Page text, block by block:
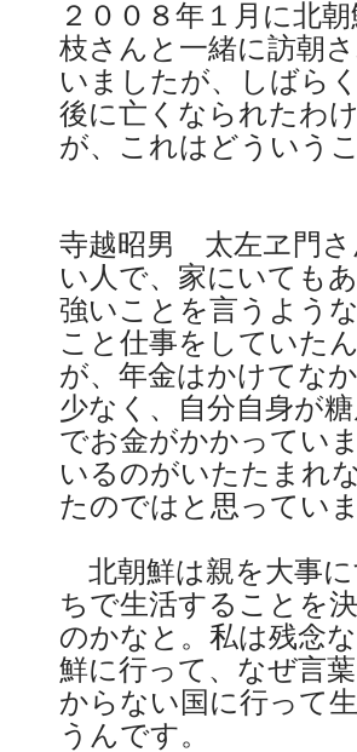
２００８年１月に北
枝さんと一緒に訪朝
いましたが、しばら
後に亡くなられたわ
が、これはどういう
寺越昭男 太左ヱ門さ
い人で、家にいても
強いことを言うよう
こと仕事をしていた
が、年金はかけてな
少なく、自分自身が
でお金がかかってい
いるのがいたたまれ
たのではと思ってい
北朝鮮は親を大事
ちで生活することを
のかなと。私は残念
鮮に行って、なぜ言
からない国に行って
うんです。